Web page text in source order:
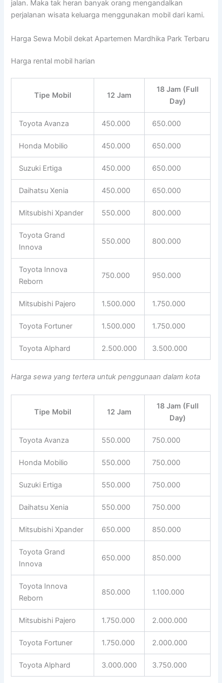
jalan. Maka tak heran banyak orang mengandalkan
perjalanan wisata keluarga menggunakan mobil dari kami.
Harga Sewa Mobil dekat Apartemen Mardhika Park Terbaru
Harga rental mobil harian
Tipe Mobil 12 Jam
18 Jam (Full
Day)
Toyota Avanza 450.000 650.000
Honda Mobilio 450.000 650.000
Suzuki Ertiga 450.000 650.000
Daihatsu Xenia 450.000 650.000
Mitsubishi Xpander 550.000 800.000
Toyota Grand
Innova
550.000 800.000
Toyota Innova
Reborn
750.000 950.000
Mitsubishi Pajero 1.500.000 1.750.000
Toyota Fortuner 1.500.000 1.750.000
Toyota Alphard 2.500.000 3.500.000
Harga sewa yang tertera untuk penggunaan dalam kota
Tipe Mobil 12 Jam
18 Jam (Full
Day)
Toyota Avanza 550.000 750.000
Honda Mobilio 550.000 750.000
Suzuki Ertiga 550.000 750.000
Daihatsu Xenia 550.000 750.000
Mitsubishi Xpander 650.000 850.000
Toyota Grand
Innova
650.000 850.000
Toyota Innova
Reborn
850.000 1.100.000
Mitsubishi Pajero 1.750.000 2.000.000
Toyota Fortuner 1.750.000 2.000.000
Toyota Alphard 3.000.000 3.750.000